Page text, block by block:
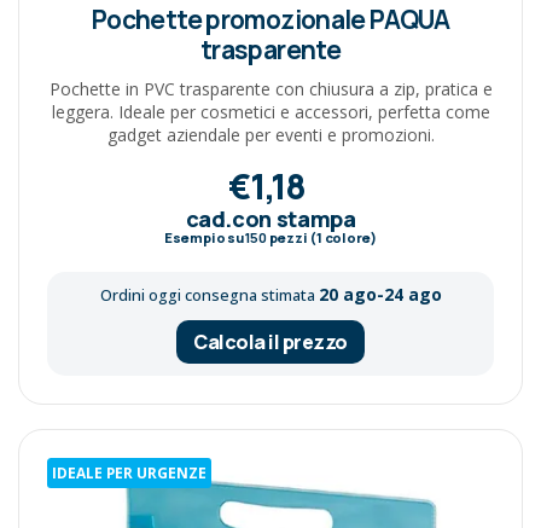
Pochette promozionale PAQUA
trasparente
Pochette in PVC trasparente con chiusura a zip, pratica e
leggera. Ideale per cosmetici e accessori, perfetta come
gadget aziendale per eventi e promozioni.
€1,18
cad.con stampa
Esempio su150pezzi (1 colore)
Ordini oggi consegna stimata 20 ago-24 ago
Calcola il prezzo
IDEALE PER URGENZE